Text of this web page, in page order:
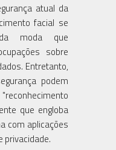
atual da
facial se
moda que
sobre
Entretanto,
podem
que engloba
com aplicações
privacidade.